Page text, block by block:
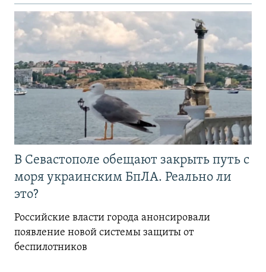
В Севастополе обещают закрыть путь с
моря украинским БпЛА. Реально ли
это?
Российские власти города анонсировали
появление новой системы защиты от
беспилотников